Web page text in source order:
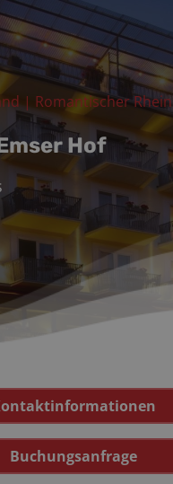
| Romantischer Rhein
Hof
Buchungsanfrage